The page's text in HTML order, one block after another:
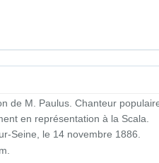
de M. Paulus. Chanteur
en représentation à la Scala.
Seine, le 14 novembre 1886.